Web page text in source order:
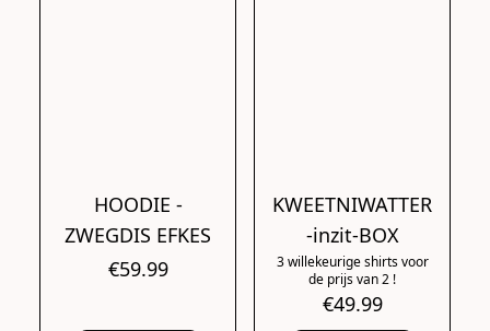
HOODIE -
ZWEGDIS EFKES
€59.99
KWEETNIWATTER
-inzit-BOX
3 willekeurige shirts voor
de prijs van 2 !
€49.99